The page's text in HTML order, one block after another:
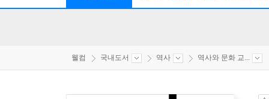
웰컴 국내도서 역사 역사와 문화 교...